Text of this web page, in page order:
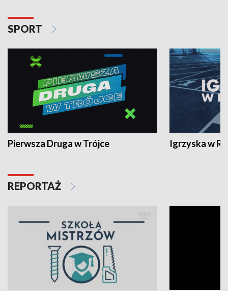
SPORT
Pierwsza Druga w Trójce Igrzyska w
REPORTAŻ